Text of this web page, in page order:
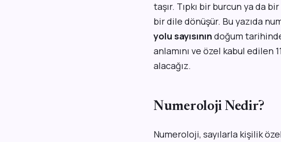
taşır. Tıpkı bir burcun ya da
bir dile dönüşür. Bu yazıda
yolu sayısının doğum
anlamını ve özel kabul edilen
alacağız.
Numeroloji Nedir?
Numeroloji, sayılarla kişilik